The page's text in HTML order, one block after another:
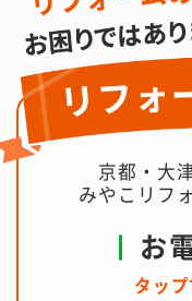
京都・大
みやこリフ
お
タッ